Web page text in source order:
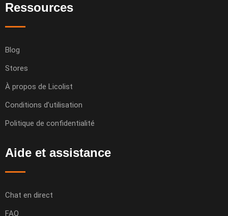
Ressources
Blog
Stores
À propos de Licolist
Conditions d’utilisation
Politique de confidentialité
Aide et assistance
Chat en direct
FAQ